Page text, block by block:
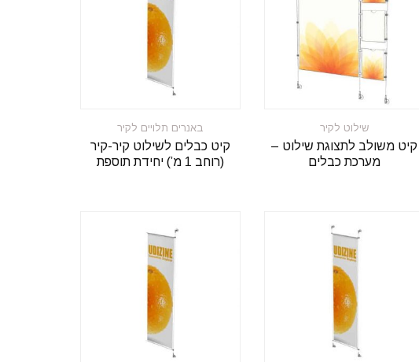
שילוט לקיר
קיט משולב לתצוגת שילוט –
מערכת כבלים
באנרים תלויים לקיר
קיט כבלים לשילוט קיר-קיר
(רוחב 1 מ’) יחידת תוספת